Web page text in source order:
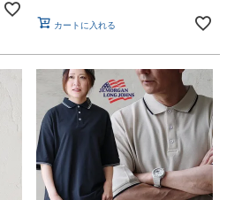
カートに入れる